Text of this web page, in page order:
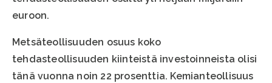
euroon.
Metsäteollisuuden osuus koko
tehdasteollisuuden kiinteistä investoinneista olisi
tänä vuonna noin 22 prosenttia. Kemianteollisuus